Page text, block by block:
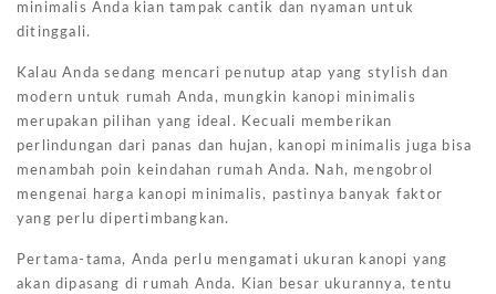
minimalis Anda kian tampak cantik dan nyaman untuk
ditinggali.
Kalau Anda sedang mencari penutup atap yang stylish dan
modern untuk rumah Anda, mungkin kanopi minimalis
merupakan pilihan yang ideal. Kecuali memberikan
perlindungan dari panas dan hujan, kanopi minimalis juga bisa
menambah poin keindahan rumah Anda. Nah, mengobrol
mengenai harga kanopi minimalis, pastinya banyak faktor
yang perlu dipertimbangkan.
Pertama-tama, Anda perlu mengamati ukuran kanopi yang
akan dipasang di rumah Anda. Kian besar ukurannya, tentu